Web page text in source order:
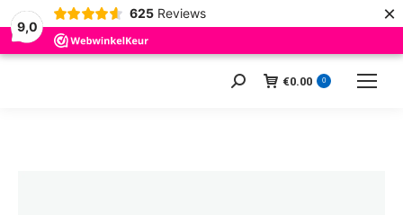
9,0
625 Reviews ×
Zoeken: €0.00 0